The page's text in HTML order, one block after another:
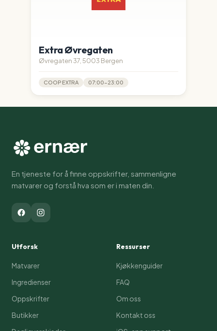
Extra Øvregaten
Øvregaten 37, 5003 Bergen
COOP EXTRA 07:00-23:00
En tjeneste for å finne oppskrifter, sammenligne
matvarer og forstå hva som er i maten din.
Utforsk
Matvarer
Ingredienser
Oppskrifter
Butikker
Ressurser
Kjøkkenguider
FAQ
Om oss
Kontakt oss